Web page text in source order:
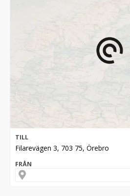
TILL
Filarevägen 3, 703 75, Örebro
FRÅN